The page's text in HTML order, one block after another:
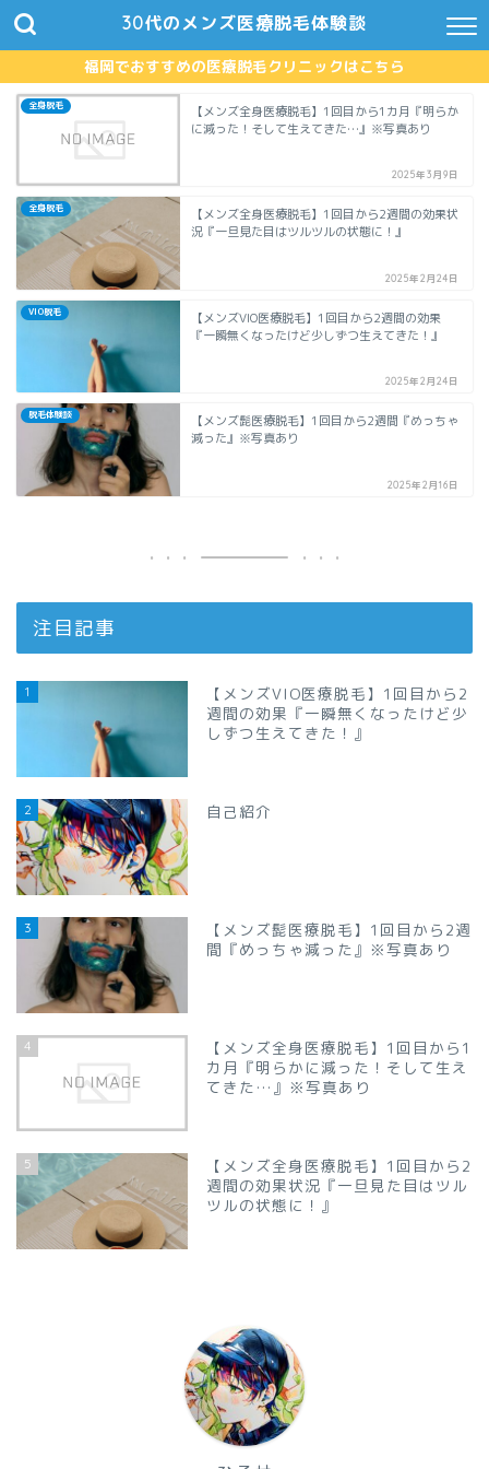
30代のメンズ医療脱毛体験談
福岡でおすすめの医療脱毛クリニックはこちら
全身脱毛
【メンズ全身医療脱毛】1回目から1カ月『明らか
に減った！そして生えてきた…』※写真あり
2025年3月9日
全身脱毛
【メンズ全身医療脱毛】1回目から2週間の効果状
況『一旦見た目はツルツルの状態に！』
2025年2月24日
VIO脱毛
【メンズVIO医療脱毛】1回目から2週間の効果
『一瞬無くなったけど少しずつ生えてきた！』
2025年2月24日
脱毛体験談
【メンズ髭医療脱毛】1回目から2週間『めっちゃ
減った』※写真あり
2025年2月16日
注目記事
1
【メンズVIO医療脱毛】1回目から2
週間の効果『一瞬無くなったけど少
しずつ生えてきた！』
2 自己紹介
3
【メンズ髭医療脱毛】1回目から2週
間『めっちゃ減った』※写真あり
4
【メンズ全身医療脱毛】1回目から1
カ月『明らかに減った！そして生え
てきた…』※写真あり
5
【メンズ全身医療脱毛】1回目から2
週間の効果状況『一旦見た目はツル
ツルの状態に！』